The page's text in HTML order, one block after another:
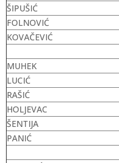
ŠIPUŠIĆ
FOLNOVIĆ
KOVAČEVIĆ
MUHEK
LUCIĆ
RAŠIĆ
HOLJEVAC
ŠENTIJA
PANIĆ